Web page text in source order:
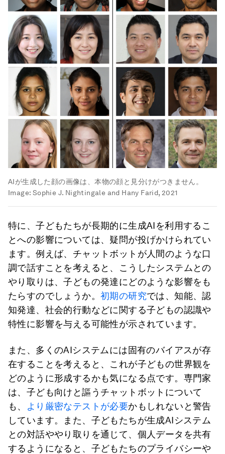
AIが生成した顔の画像は、本物の顔と見分けがつきません。
Image: Sophie J. Nightingale and Hany Farid, 2021
特に、子どもたちが長期的に生成AIを利用するこ
とへの影響については、疑問が投げかけられてい
ます。例えば、チャットボットが人間のような口
調で話すことを考えると、こうしたシステムとの
やり取りは、子どもの発達にどのような影響をも
たらすのでしょうか。 初期の研究では、知能、認
知発達、社会的行動などに関する子どもの認識や
特性に影響を与える可能性が示されています。
また、多くのAIシステムには固有のバイアスが存
在することを考えると、これが子どもの世界観を
どのように形成するかも気になる点です。専門家
は、子ども向けと謳うチャットボットについて
も、
より厳密なテストが必要かもしれないと警告
しています。また、子どもたちが生成AIシステム
との対話ややり取りを通じて、個人データを共有
するようになると、子どもたちのプライバシーや